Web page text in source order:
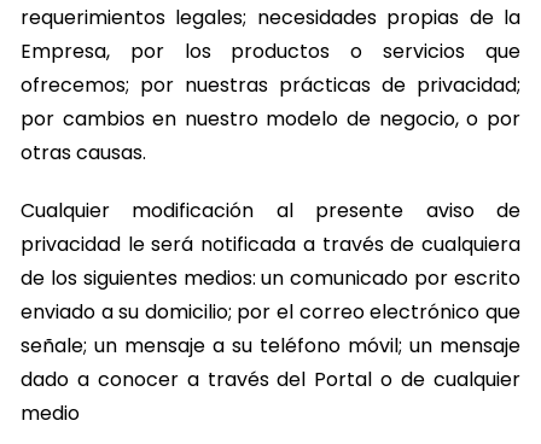
requerimientos legales; necesidades propias de la
Empresa, por los productos o servicios que
ofrecemos; por nuestras prácticas de privacidad;
por cambios en nuestro modelo de negocio, o por
otras causas.
Cualquier modificación al presente aviso de
privacidad le será notificada a través de cualquiera
de los siguientes medios: un comunicado por escrito
enviado a su domicilio; por el correo electrónico que
señale; un mensaje a su teléfono móvil; un mensaje
dado a conocer a través del Portal o de cualquier
medio